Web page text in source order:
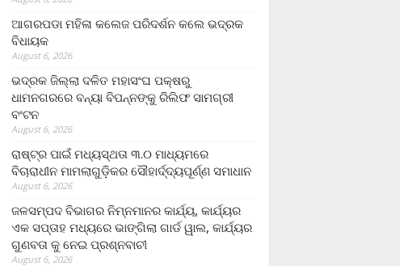
ଆଗରପଡା ମହିଳା କଲେଜ ପରିଦର୍ଶନ କଲେ ଭଦ୍ରକ
ବିଧାୟକ
August 6, 2026
ଭଦ୍ରକ ଜିଲ୍ଲା ଦଳିତ ମହାସଂଘ ପକ୍ଷରୁ
ଧାମନଗରରେ ବନ୍ୟା ବିପନ୍ନଙ୍କୁ ରିଲିଫ ସାମଗ୍ରୀ
ବଂଟନ
August 6, 2026
ରାଷ୍ଟ୍ର ପାଇଁ ମଧ୍ୟସ୍ଥତା ୩.୦ ମାଧ୍ୟମରେ
ବିଚାରାଧୀନ ମାମଲାଗୁଡ଼ିକର ସୌହାର୍ଦ୍ଦ୍ୟପୂର୍ଣ୍ଣ ସମାଧାନ
August 6, 2026
ଜଳସମ୍ପଦ ବିଭାଗର ନିମ୍ନମାନର କାର୍ଯ୍ୟ, କାର୍ଯ୍ୟର
ଏକ ସପ୍ତାହ ମଧ୍ୟରେ ଭାଙ୍ଗିଲା ଗାର୍ଡ ୱାଲ, କାର୍ଯ୍ୟର
ଗୁଣବତା କୁ ନେଇ ପ୍ରଶ୍ନବାଚୀ
August 6, 2026